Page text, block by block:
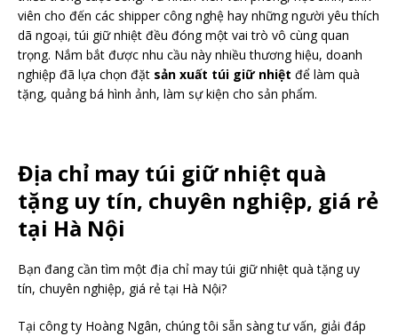
viên cho đến các shipper công nghệ hay những người yêu thích
dã ngoại, túi giữ nhiệt đều đóng một vai trò vô cùng quan
trọng. Nắm bắt được nhu cầu này nhiều thương hiệu, doanh
nghiệp đã lựa chọn đặt sản xuất túi giữ nhiệt để làm quà
tặng, quảng bá hình ảnh, làm sự kiện cho sản phẩm.
Địa chỉ may túi giữ nhiệt quà
tặng uy tín, chuyên nghiệp, giá rẻ
tại Hà Nội
Bạn đang cần tìm một địa chỉ may túi giữ nhiệt quà tặng uy
tín, chuyên nghiệp, giá rẻ tại Hà Nội?
Tại công ty Hoàng Ngân, chúng tôi sẵn sàng tư vấn, giải đáp